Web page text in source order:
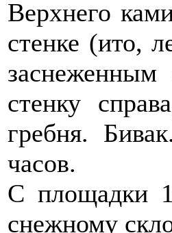
Верхнего
стенке (ито,
стенку
гребня.
часов.
С площадки
снежному